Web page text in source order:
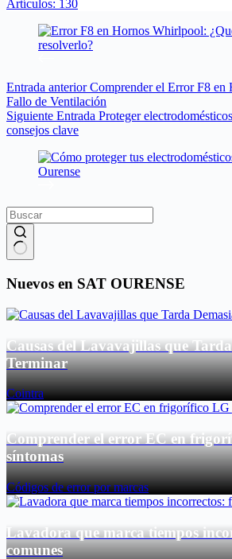
Artículos: 130
Entrada anteriorComprender el Error F8 en
Fallo de Ventilación
Siguiente Entrada Proteger
consejos clave
resultados
Nuevos en SAT OURENSE
Causas del Lavavajillas que
Terminar
Cointra
Comprender el error EC en
síntomas
Códigos de error por marcas
Lavadora que marca tiempos
comunes